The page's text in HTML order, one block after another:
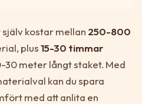
kostar mellan 250-800
plus15-30 timmar
30 meter långt staket. Med
kan du spara
med att anlita en